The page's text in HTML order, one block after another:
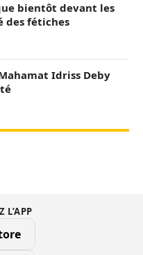
bientôt devant les
des fétiches
Idriss Deby
L’APP